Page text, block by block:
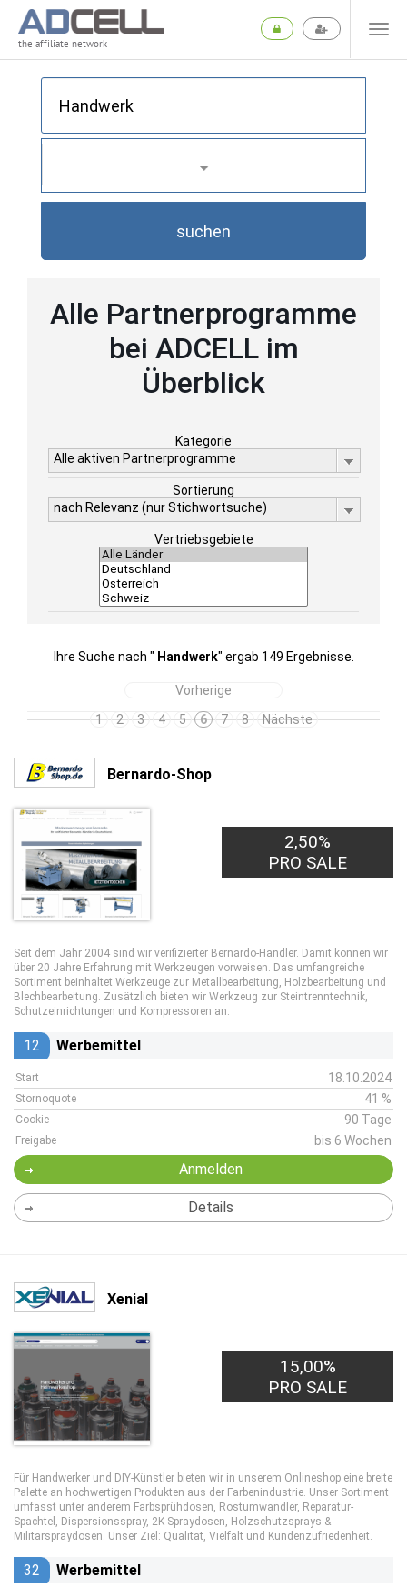
the affiliate network
suchen
Alle Partnerprogramme
bei ADCELL im
Überblick
Kategorie
Alle aktiven Partnerprogramme
Sortierung
nach Relevanz (nur Stichwortsuche)
Vertriebsgebiete
Ihre Suche nach " Handwerk" ergab 149 Ergebnisse.
Vorherige
1
2 3 4 5 6 7 8 Nächste
Bernardo-Shop
2,50%
PRO SALE
Seit dem Jahr 2004 sind wir verifizierter Bernardo-Händler. Damit können wir
über 20 Jahre Erfahrung mit Werkzeugen vorweisen. Das umfangreiche
Sortiment beinhaltet Werkzeuge zur Metallbearbeitung, Holzbearbeitung und
Blechbearbeitung. Zusätzlich bieten wir Werkzeug zur Steintrenntechnik,
Schutzeinrichtungen und Kompressoren an.
12 Werbemittel
Start 18.10.2024
Stornoquote 41 %
Cookie 90 Tage
Freigabe bis 6 Wochen
Anmelden
Details
Xenial
15,00%
PRO SALE
Für Handwerker und DIY-Künstler bieten wir in unserem Onlineshop eine breite
Palette an hochwertigen Produkten aus der Farbenindustrie. Unser Sortiment
umfasst unter anderem Farbsprühdosen, Rostumwandler, Reparatur-
Spachtel, Dispersionsspray, 2K-Spraydosen, Holzschutzsprays &
Militärspraydosen. Unser Ziel: Qualität, Vielfalt und Kundenzufriedenheit.
32 Werbemittel